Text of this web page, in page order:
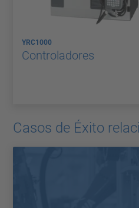
YRC1000
Controladores
Casos de Éxito